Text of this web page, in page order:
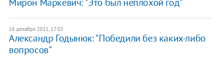
Мирон Маркевич: "Это был неплохой год"
16 декабря 2011, 17:02
Александр Годынюк: "Победили без каких-либо
вопросов"